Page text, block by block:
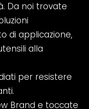
Da noi trovate
di applicazione,
alla
per resistere
Brand e toccate